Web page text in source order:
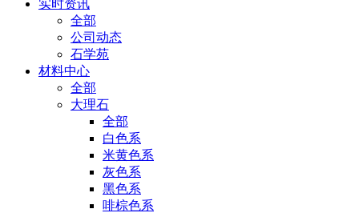
实时资讯
全部
公司动态
石学苑
材料中心
全部
大理石
全部
白色系
米黄色系
灰色系
黑色系
啡棕色系